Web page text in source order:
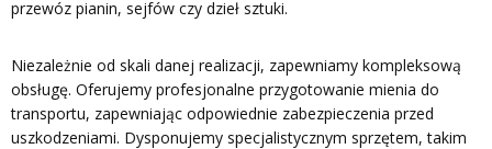
przewóz pianin, sejfów czy dzieł sztuki.
Niezależnie od skali danej realizacji, zapewniamy kompleksową
obsługę. Oferujemy profesjonalne przygotowanie mienia do
transportu, zapewniając odpowiednie zabezpieczenia przed
uszkodzeniami. Dysponujemy specjalistycznym sprzętem, takim